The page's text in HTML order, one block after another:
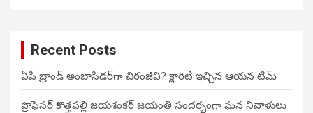
Recent Posts
ఏపీ బ్రాండ్ అంబాసిడర్‌గా చిరంజీవి? క్లారిటీ ఇచ్చిన ఆయన టీమ్
ప్రొఫెసర్ కొత్తపల్లి జయశంకర్ జయంతి సందర్భంగా ఘన నివాళులు